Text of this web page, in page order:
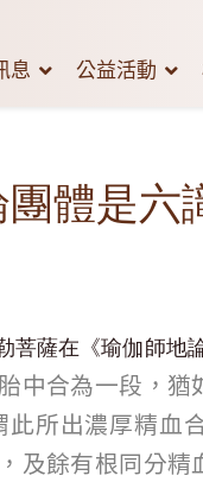
息 公益活動
體是六
薩在《瑜伽師地
中合為一段，
所出濃厚精血
及餘有根同分